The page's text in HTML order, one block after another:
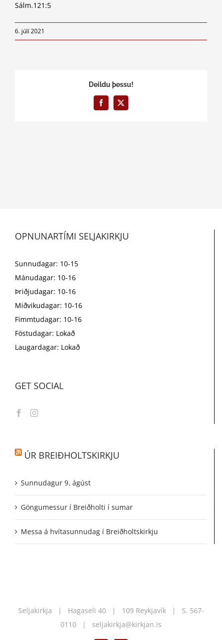
Sálm.121:5
6. júlí 2021
Deildu þessu!
Facebook
X
OPNUNARTÍMI SELJAKIRKJU
Sunnudagar: 10-15
Mánudagar: 10-16
Þriðjudagar: 10-16
Miðvikudagar: 10-16
Fimmtudagar: 10-16
Föstudagar: Lokað
Laugardagar: Lokað
GET SOCIAL
ÚR BREIÐHOLTSKIRKJU
Sunnudagur 9. ágúst
Göngumessur í Breiðholti í sumar
Messa á hvítasunnudag í Breiðholtskirkju
Seljakirkja | Hagaseli 40 | 109 Reykjavík | S. 567-
0110 | seljakirkja@kirkjan.is